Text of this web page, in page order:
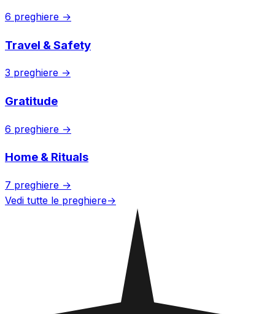
6 preghiere →
Travel & Safety
3 preghiere →
Gratitude
6 preghiere →
Home & Rituals
7 preghiere →
Vedi tutte le preghiere→